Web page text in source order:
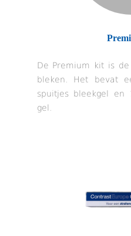
De Premium kit is
bleken. Het bevat
spuitjes bleekgel en
gel.